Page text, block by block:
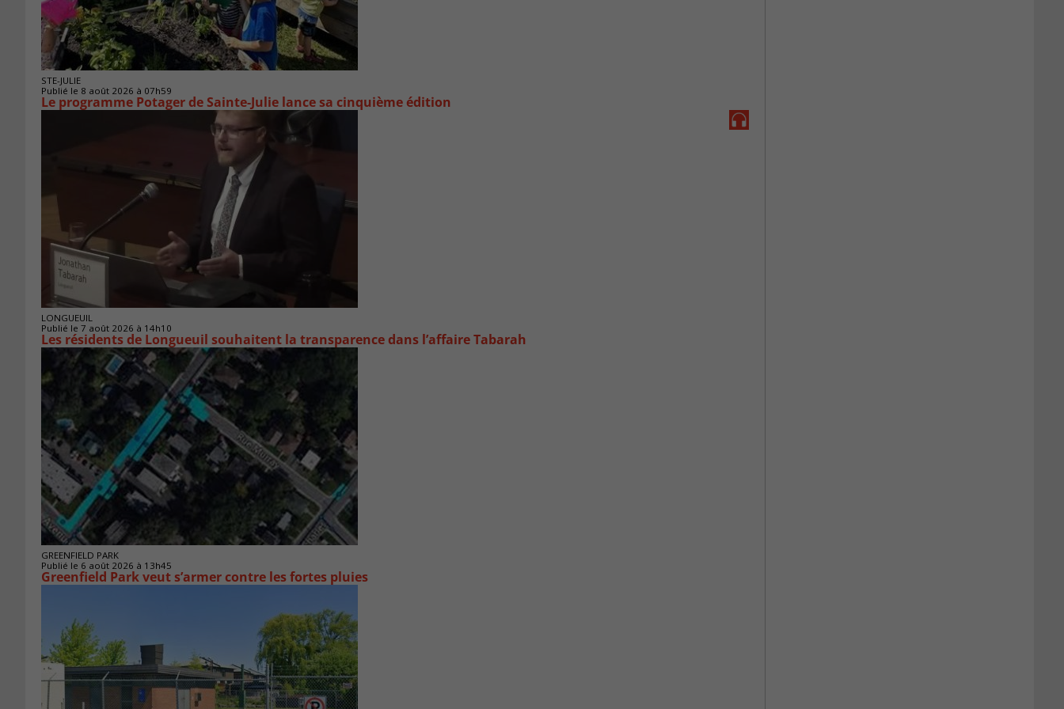
STE-JULIE
Publié le 8 août 2026 à 07h59
Le programme Potager de Sainte-Julie lance sa cinquième édition
LONGUEUIL
Publié le 7 août 2026 à 14h10
Les résidents de Longueuil souhaitent la transparence dans l’affaire Tabarah
GREENFIELD PARK
Publié le 6 août 2026 à 13h45
Greenfield Park veut s’armer contre les fortes pluies